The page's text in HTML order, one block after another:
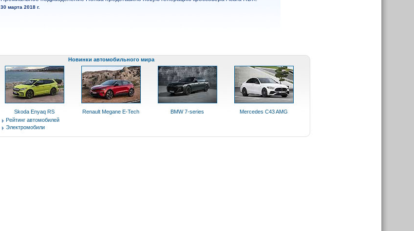
30 марта 2018 г.
Новинки автомобильного мира
Skoda Enyaq RS Renault Megane E-Tech BMW 7-series
Mercedes C43 AMG
Рейтинг автомобилей
Электромобили